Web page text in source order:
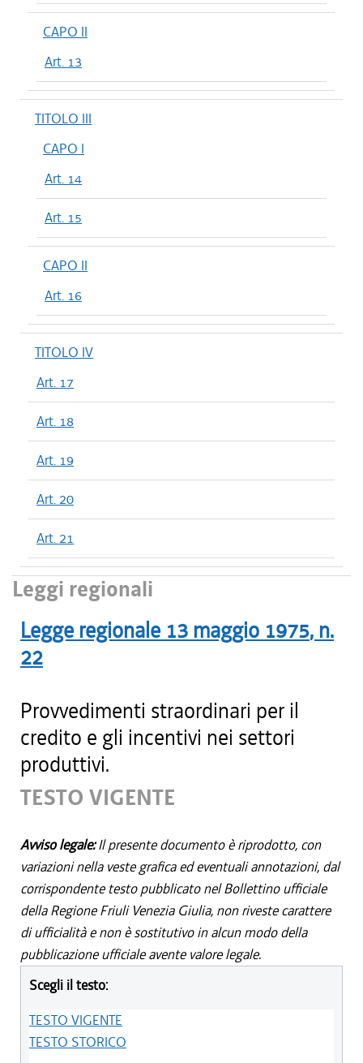
CAPO II
Art. 13
TITOLO III
CAPO I
Art. 14
Art. 15
CAPO II
Art. 16
TITOLO IV
Art. 17
Art. 18
Art. 19
Art. 20
Art. 21
Leggi regionali
Legge regionale 13 maggio 1975, n.
22
Provvedimenti straordinari per il
credito e gli incentivi nei settori
produttivi.
TESTO VIGENTE
Avviso legale:Il presente documento è riprodotto, con
variazioni nella veste grafica ed eventuali annotazioni, dal
corrispondente testo pubblicato nel Bollettino ufficiale
della Regione Friuli Venezia Giulia, non riveste carattere
di ufficialità e non è sostitutivo in alcun modo della
pubblicazione ufficiale avente valore legale.
Scegli il testo:
TESTO VIGENTE
TESTO STORICO